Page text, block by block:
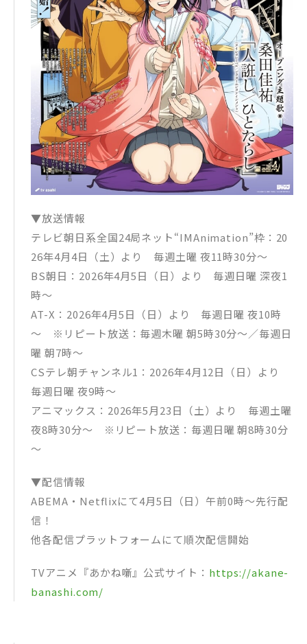
▼放送情報
テレビ朝日系全国24局ネット“IMAnimation”枠：20
26年4月4日（土）より 毎週土曜 夜11時30分～
BS朝日：2026年4月5日（日）より 毎週日曜 深夜1
時～
AT-X：2026年4月5日（日）より 毎週日曜 夜10時
～ ※リピート放送：毎週木曜 朝5時30分～／毎週日
曜 朝7時～
CSテレ朝チャンネル1：2026年4月12日（日）より
毎週日曜 夜9時～
アニマックス：2026年5月23日（土）より 毎週土曜
夜8時30分～ ※リピート放送：毎週日曜 朝8時30分
～
▼配信情報
ABEMA・Netflixにて4月5日（日）午前0時～先行配
信！
他各配信プラットフォームにて順次配信開始
TVアニメ『あかね噺』公式サイト： https://akane-
banashi.com/